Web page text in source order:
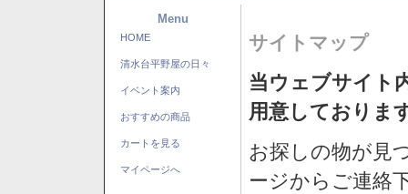
Menu
HOME
清水台平野屋の日々
イベント案内
おすすめの商品
カートを見る
マイページへ
サイトマップ
当ウェブサイト
用意しておりま
お探しの物が見
ージからご連絡